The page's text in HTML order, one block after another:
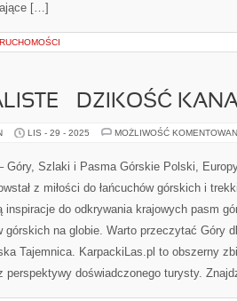
[…]
– DZIKOŚĆ
LIS - 29 - 2025 MOŻLIWOŚĆ
Góry, Szlaki i Pasma Górskie Polski,
z miłości do łańcuchów górskich i
inspiracje do odkrywania krajowych pasm
górskich na globie. Warto przeczytać Góry
Tajemnica. KarpackiLas.pl to obszerny
perspektywy doświadczonego turysty.